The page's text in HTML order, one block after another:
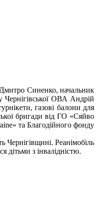
Синенко, начальник
Чернігівської ОВА Андрій
газові балони для
бригади від ГО «Сяйво
та Благодійного фонду
Реанімобіль
дітьми з інвалідністю.